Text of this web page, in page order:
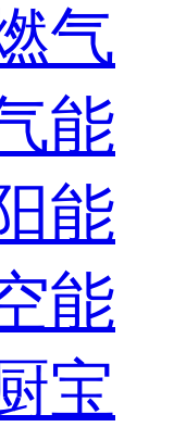
气
能
能
能
宝